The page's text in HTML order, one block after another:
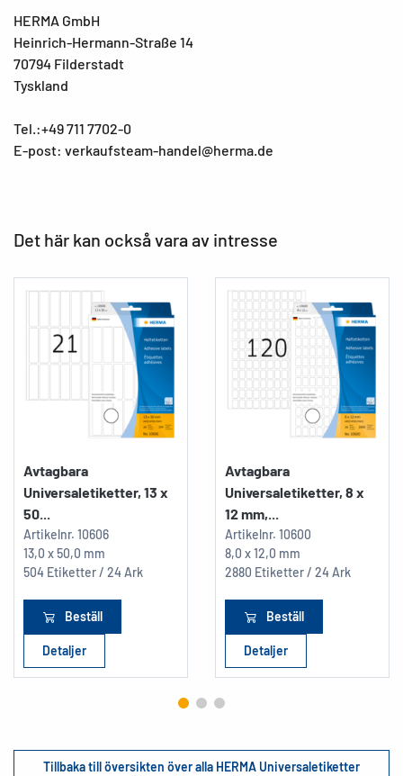
HERMA GmbH
Heinrich-Hermann-Straße 14
70794 Filderstadt
Tyskland
Tel.:+49 711 7702-0
E-post: verkaufsteam-handel@herma.de
Det här kan också vara av intresse
Avtagbara
Universaletiketter, 13 x
50...
Artikelnr. 10606
13,0 x 50,0 mm
504 Etiketter / 24 Ark
Beställ
Detaljer
Avtagbara
Universaletiketter, 8 x
12 mm,...
Artikelnr. 10600
8,0 x 12,0 mm
2880 Etiketter / 24 Ark
Beställ
Detaljer
Tillbaka till översikten över alla HERMA Universaletiketter